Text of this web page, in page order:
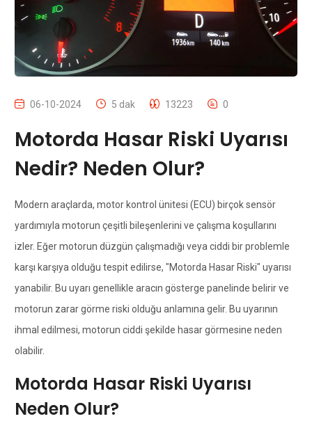
06-10-2024 5 dak 13223 0
Motorda Hasar Riski Uyarısı
Nedir? Neden Olur?
Modern araçlarda, motor kontrol ünitesi (ECU) birçok sensör
yardımıyla motorun çeşitli bileşenlerini ve çalışma koşullarını
izler. Eğer motorun düzgün çalışmadığı veya ciddi bir problemle
karşı karşıya olduğu tespit edilirse, "Motorda Hasar Riski" uyarısı
yanabilir. Bu uyarı genellikle aracın gösterge panelinde belirir ve
motorun zarar görme riski olduğu anlamına gelir. Bu uyarının
ihmal edilmesi, motorun ciddi şekilde hasar görmesine neden
olabilir.
Motorda Hasar Riski Uyarısı
Neden Olur?